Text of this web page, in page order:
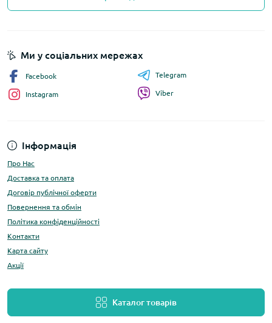
Інформація
Про Нас
Доставка та оплата
Договір публічної оферти
Повернення та обмін
Політика конфіденційності
Контакти
Карта сайту
Акції
Каталог товарів
Ми у соціальних мережах
Facebook
Instagram
Telegram
Viber